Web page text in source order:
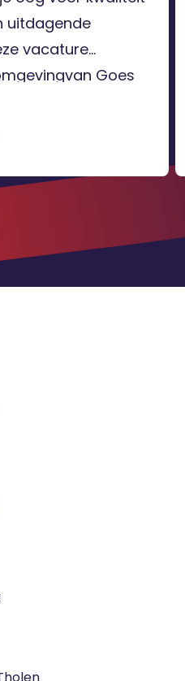
uitdagende
vacature
Goes
opleveringvan
en renovaties
regio. Als […]